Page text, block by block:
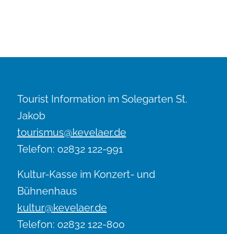
Tourist Information im Solegarten St.
Jakob
tourismus@kevelaer.de
Telefon: 02832 122-991
Kultur-Kasse im Konzert- und
Bühnenhaus
kultur@kevelaer.de
Telefon: 02832 122-800